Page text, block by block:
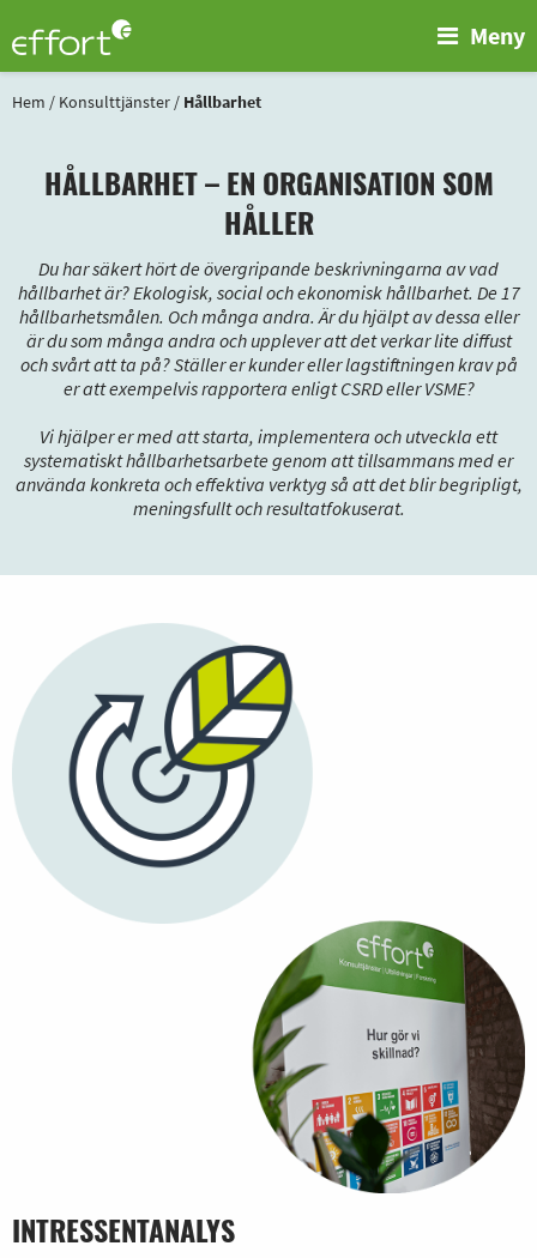
Meny
Hem / Konsulttjänster / Hållbarhet
HÅLLBARHET – EN ORGANISATION SOM
HÅLLER
Du har säkert hört de övergripande beskrivningarna av vad
hållbarhet är? Ekologisk, social och ekonomisk hållbarhet. De 17
hållbarhetsmålen. Och många andra. Är du hjälpt av dessa eller
är du som många andra och upplever att det verkar lite diffust
och svårt att ta på? Ställer er kunder eller lagstiftningen krav på
er att exempelvis rapportera enligt CSRD eller VSME?
Vi hjälper er med att starta, implementera och utveckla ett
systematiskt hållbarhetsarbete genom att tillsammans med er
använda konkreta och effektiva verktyg så att det blir begripligt,
meningsfullt och resultatfokuserat.
INTRESSENTANALYS